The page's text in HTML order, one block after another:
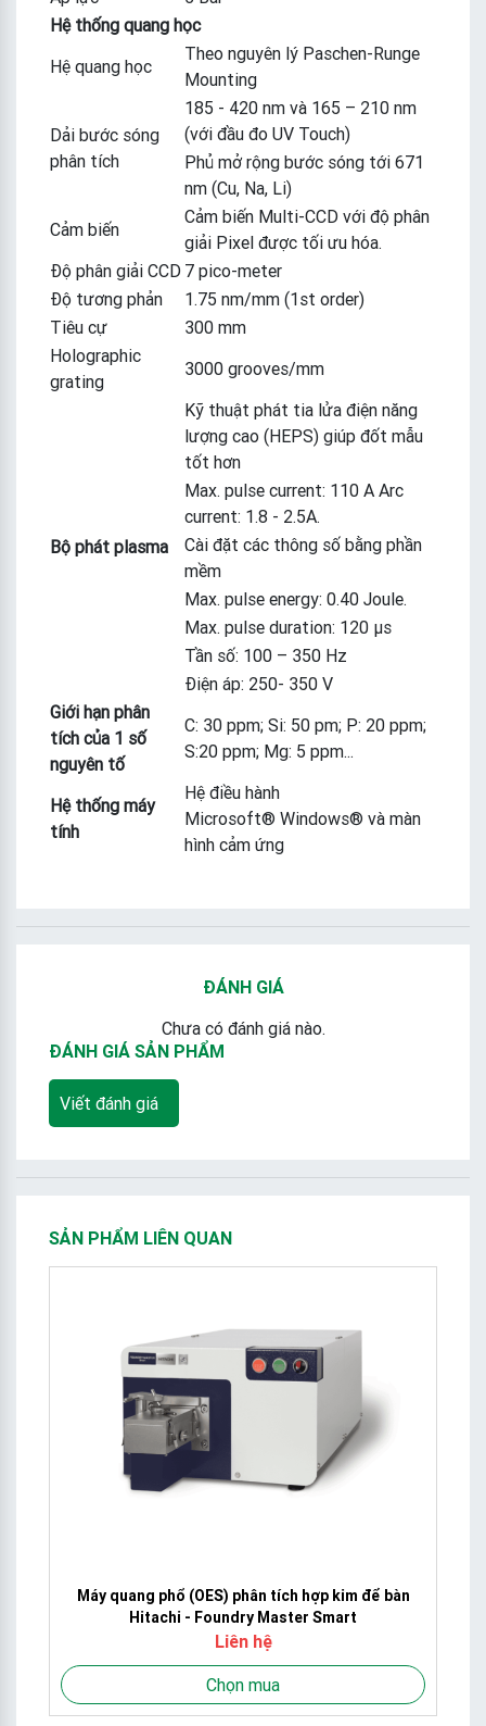
Hệ thống quang học
Hệ quang học
Theo nguyên lý Paschen-Runge
Mounting
Dải bước sóng
phân tích
185 - 420 nm và 165 – 210 nm
(với đầu đo UV Touch)
Phủ mở rộng bước sóng tới 671
nm (Cu, Na, Li)
Cảm biến
Cảm biến Multi-CCD với độ phân
giải Pixel được tối ưu hóa.
Độ phân giải CCD 7 pico-meter
Độ tương phản
1.75 nm/mm (1st order)
Tiêu cự
300 mm
Holographic
grating
3000 grooves/mm
Bộ phát plasma
Kỹ thuật phát tia lửa điện năng
lượng cao (HEPS) giúp đốt mẫu
tốt hơn
Max. pulse current: 110 A Arc
current: 1.8 - 2.5A.
Cài đặt các thông số bằng phần
mềm
Max. pulse energy: 0.40 Joule.
Max. pulse duration: 120 µs
Tần số: 100 – 350 Hz
Điện áp: 250- 350 V
Giới hạn phân
tích của 1 số
nguyên tố
C: 30 ppm; Si: 50 pm; P: 20 ppm;
S:20 ppm; Mg: 5 ppm...
Hệ thống máy
tính
Hệ điều hành
Microsoft® Windows® và màn
hình cảm ứng
ĐÁNH GIÁ
Chưa có đánh giá nào.
ĐÁNH GIÁ SẢN PHẨM
Viết đánh giá
SẢN PHẨM LIÊN QUAN
Máy quang phổ (OES) phân tích hợp kim để bàn
Hitachi - Foundry Master Smart
Liên hệ
Chọn mua